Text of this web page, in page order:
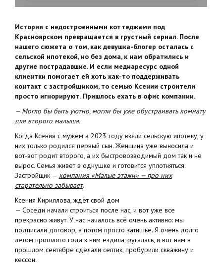
История с недостроенными коттеджами под
Красноярском превращается в грустный сериал. После
нашего сюжета о том, как девушка-блогер осталась с
сельской ипотекой, но без дома, к нам обратились и
другие пострадавшие. И если медиаресурс одной
клиентки помогает ей хоть как-то поддерживать
контакт с застройщиком, то семью Ксении строители
просто игнорируют. Пришлось ехать в офис компании.
— Могло бы быть уютно, могли бы уже обустраивать комнату
для второго малыша.
Когда Ксения с мужем в 2023 году взяли сельскую ипотеку, у
них только родился первый сын. Женщина уже выносила и
вот-вот родит второго, а их быстровозводимый дом так и не
вырос. Семья живет в однушке и готовится уплотняться.
Застройщик — компания «Малые этажи» — про них
старательно забывает.
Ксения Кириллова, ждёт свой дом
— Соседи начали строиться после нас, и вот уже все
прекрасно живут. У нас началось всё очень активно: мы
подписали договор, а потом просто затишье. Я очень долго
летом прошлого года к ним ездила, ругалась, и вот нам в
прошлом сентябре сделали септик, пробурили скважину и
кессон.